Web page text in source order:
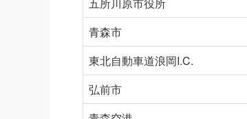
青森市
東北自動車道浪岡I.C.
弘前市